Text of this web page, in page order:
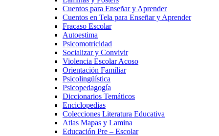
Cuentos para Enseñar y Aprender
Cuentos en Tela para Enseñar y Aprender
Fracaso Escolar
Autoestima
Psicomotricidad
Socializar y Convivir
Violencia Escolar Acoso
Orientación Familiar
Psicolingüística
Psicopedagogía
Diccionarios Temáticos
Enciclopedias
Colecciones Literatura Educativa
Atlas Mapas y Lamina
Educación Pre – Escolar